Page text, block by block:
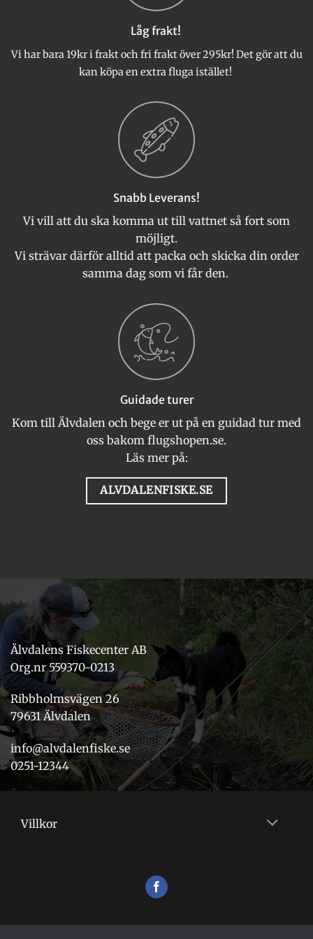
produktsidanLåg frakt!
Vi har bara 19kr i frakt och fri frakt över 295kr! Det gör att du
kan köpa en extra fluga istället!
Snabb Leverans!
Vi vill att du ska komma ut till vattnet så fort som
möjligt.
Vi strävar därför alltid att packa och skicka din order
samma dag som vi får den.
Guidade turer
Kom till Älvdalen och bege er ut på en guidad tur med
oss bakom flugshopen.se.
Läs mer på:
ALVDALENFISKE.SE
Älvdalens Fiskecenter AB
Org.nr 559370-0213
Ribbholmsvägen 26
79631 Älvdalen
info@alvdalenfiske.se
0251-12344
Villkor